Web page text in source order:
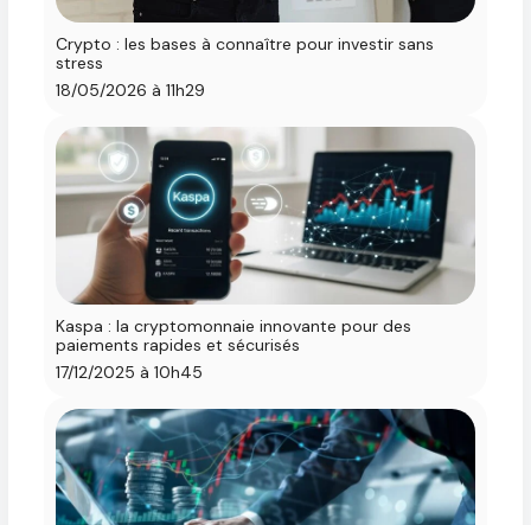
Crypto : les bases à connaître pour investir sans
stress
18/05/2026 à 11h29
Kaspa : la cryptomonnaie innovante pour des
paiements rapides et sécurisés
17/12/2025 à 10h45